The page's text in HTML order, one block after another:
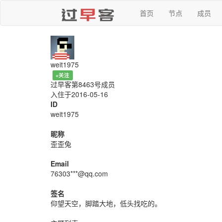
首页 节点 成员
weit1975
+关注
过早客第8463号成员
入住于2016-05-16
ID
weit1975
昵称
歪歪兔
Email
76303***@qq.com
签名
仰望天空，脚踏大地，低头找吃的。